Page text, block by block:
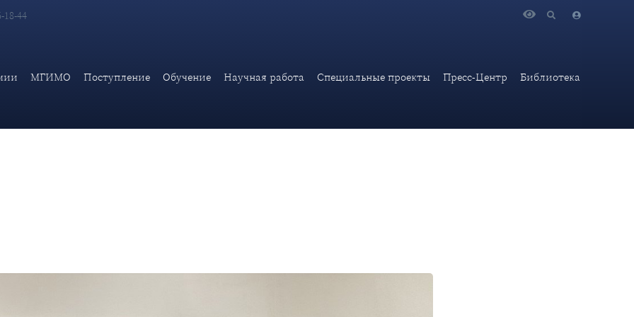
18-44
МГИМО Поступление Обучение Научная работа Специальные проекты Пресс-Центр Библиотека